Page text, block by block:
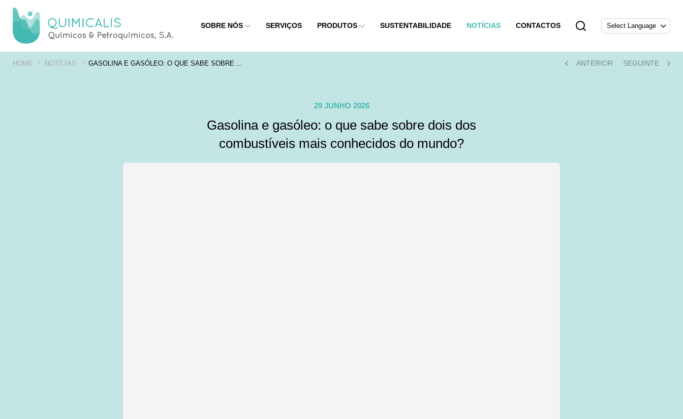
SOBRE NÓS SERVIÇOS PRODUTOS SUSTENTABILIDADE NOTÍCIAS CONTACTOS
HOME NOTÍCIAS GASOLINA E GASÓLEO: O QUE SABE SOBRE ... ANTERIOR SEGUINTE
29 JUNHO 2026
Gasolina e gasóleo: o que sabe sobre dois dos
combustíveis mais conhecidos do mundo?